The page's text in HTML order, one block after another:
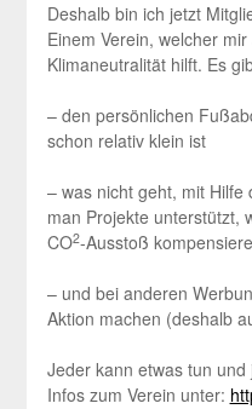
Deshalb bin ich jetzt
Einem Verein, welcher
Klimaneutralität hilft. Es
– den persönlichen
schon relativ klein ist
– was nicht geht, mit Hilfe
man Projekte unterstützt,
CO2-Ausstoß
– und bei anderen
Aktion machen (deshalb
Jeder kann etwas tun
Infos zum Verein unter: